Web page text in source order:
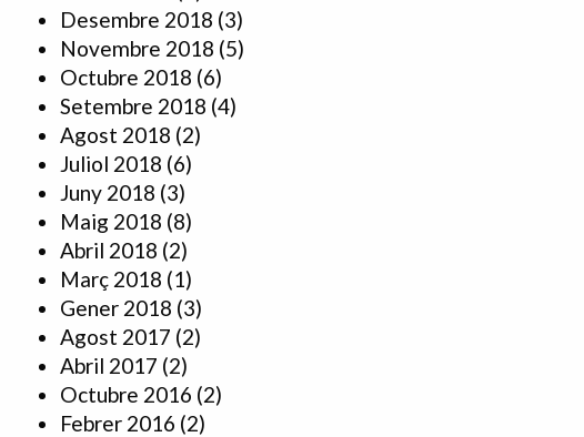
Desembre 2018 (3)
Novembre 2018 (5)
Octubre 2018 (6)
Setembre 2018 (4)
Agost 2018 (2)
Juliol 2018 (6)
Juny 2018 (3)
Maig 2018 (8)
Abril 2018 (2)
Març 2018 (1)
Gener 2018 (3)
Agost 2017 (2)
Abril 2017 (2)
Octubre 2016 (2)
Febrer 2016 (2)